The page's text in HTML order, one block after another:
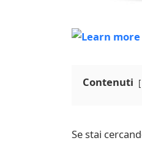
Contenuti
Se stai